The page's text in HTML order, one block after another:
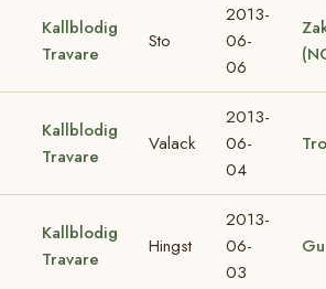
Kallblodig
Travare
Sto
2013-
06-
06
Kallblodig
Travare
Valack
2013-
06-
04
Kallblodig
Travare
Hingst
2013-
06-
03